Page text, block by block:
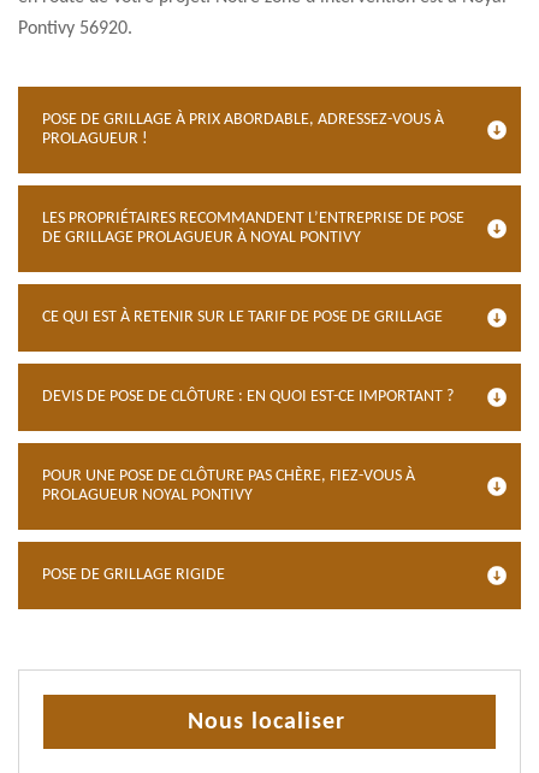
Pontivy 56920.
POSE DE GRILLAGE À PRIX ABORDABLE, ADRESSEZ-VOUS À
PROLAGUEUR !
LES PROPRIÉTAIRES RECOMMANDENT L’ENTREPRISE DE POSE
DE GRILLAGE PROLAGUEUR À NOYAL PONTIVY
CE QUI EST À RETENIR SUR LE TARIF DE POSE DE GRILLAGE
DEVIS DE POSE DE CLÔTURE : EN QUOI EST-CE IMPORTANT ?
POUR UNE POSE DE CLÔTURE PAS CHÈRE, FIEZ-VOUS À
PROLAGUEUR NOYAL PONTIVY
POSE DE GRILLAGE RIGIDE
Nous localiser